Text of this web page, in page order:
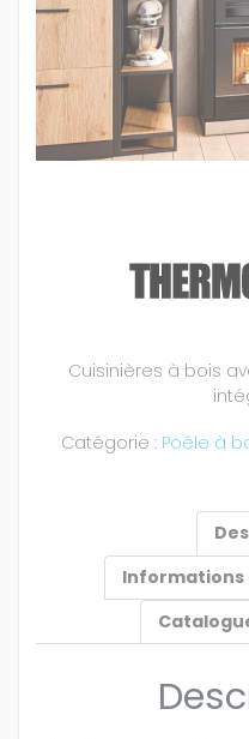
Cuisinières à bois
Catégorie : Poêle à
Informations